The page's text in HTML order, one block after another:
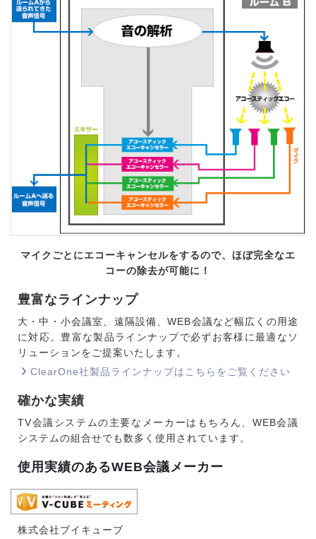
マイクごとにエコーキャンセルをするので、ほぼ完全なエ
コーの除去が可能に！
豊富なラインナップ
大・中・小会議室、遠隔設備、WEB会議など幅広くの用途
に対応。豊富な製品ラインナップで必ずお客様に最適なソ
リューションをご提案いたします。
ClearOne社製品ラインナップはこちらをご覧ください
確かな実績
TV会議システムの主要なメーカーはもちろん、WEB会議
システムの組合せでも数多く使用されています。
使用実績のあるWEB会議メーカー
株式会社ブイキューブ